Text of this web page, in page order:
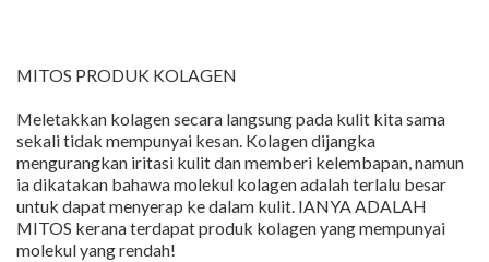
MITOS PRODUK KOLAGEN
Meletakkan kolagen secara langsung pada kulit kita sama
sekali tidak mempunyai kesan. Kolagen dijangka
mengurangkan iritasi kulit dan memberi kelembapan, namun
ia dikatakan bahawa molekul kolagen adalah terlalu besar
untuk dapat menyerap ke dalam kulit. IANYA ADALAH
MITOS kerana terdapat produk kolagen yang mempunyai
molekul yang rendah!